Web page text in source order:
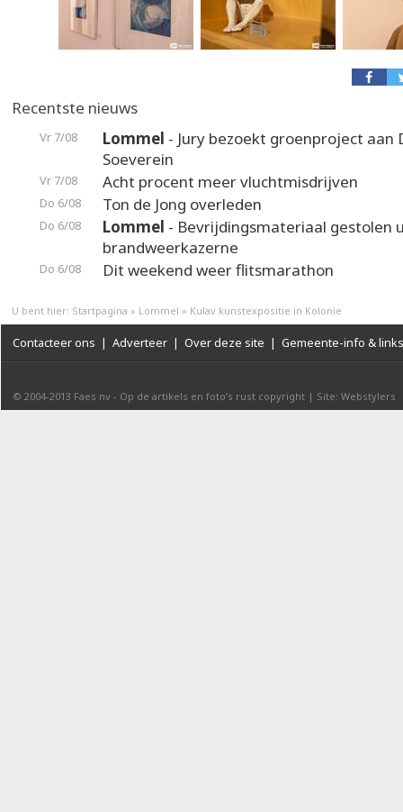
Recentste nieuws
Vr 7/08 Lommel - Jury bezoekt groenproject aan
Soeverein
Vr 7/08 Acht procent meer vluchtmisdrijven
Do 6/08 Ton de Jong overleden
Do 6/08 Lommel - Bevrijdingsmateriaal gestolen
brandweerkazerne
Do 6/08 Dit weekend weer flitsmarathon
U bent hier: Startpagina » Lommel » Kulav kunstexpositie in Kolonie
Contacteer ons | Adverteer | Over deze site | Gemeente-info & links
© 2004-2013 Faes nv - Op de artikels en foto’s rust copyright | Site: Webstylers